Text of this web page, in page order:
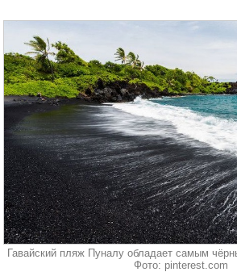
Гавайский пляж Пуналу обладает самым
Фото: pinterest.com